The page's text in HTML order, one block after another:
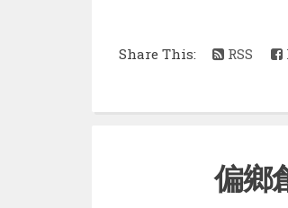
Share This:
RSS
偏鄉